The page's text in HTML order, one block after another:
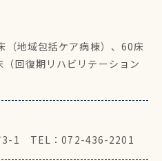
（地域包括ケア病棟）、60床
（回復期リハビリテーション
3-1 TEL：072-436-2201